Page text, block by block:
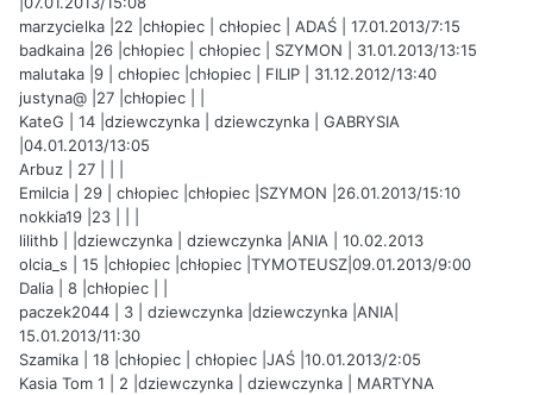
marzycielka |22 |chłopiec | chłopiec | ADAŚ | 17.01.2013/7:15
badkaina |26 |chłopiec | chłopiec | SZYMON | 31.01.2013/13:15
malutaka |9 | chłopiec |chłopiec | FILIP | 31.12.2012/13:40
justyna@ |27 |chłopiec | |
KateG | 14 |dziewczynka | dziewczynka | GABRYSIA
|04.01.2013/13:05
Arbuz | 27 | | |
Emilcia | 29 | chłopiec |chłopiec |SZYMON |26.01.2013/15:10
nokkia19 |23 | | |
lilithb | |dziewczynka | dziewczynka |ANIA | 10.02.2013
olcia_s | 15 |chłopiec |chłopiec |TYMOTEUSZ|09.01.2013/9:00
Dalia | 8 |chłopiec | |
paczek2044 | 3 | dziewczynka |dziewczynka |ANIA|
15.01.2013/11:30
Szamika | 18 |chłopiec | chłopiec |JAŚ |10.01.2013/2:05
Kasia Tom 1 | 2 |dziewczynka | dziewczynka | MARTYNA